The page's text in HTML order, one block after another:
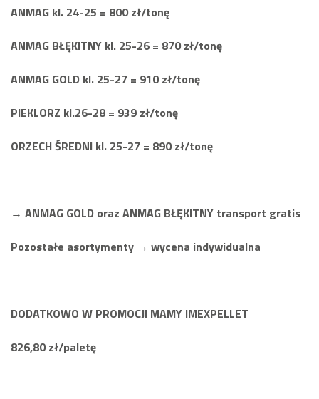
ANMAG kl. 24-25 = 800 zł/tonę
ANMAG BŁĘKITNY kl. 25-26 = 870 zł/tonę
ANMAG GOLD kl. 25-27 = 910 zł/tonę
PIEKLORZ kl.26-28 = 939 zł/tonę
ORZECH ŚREDNI kl. 25-27 = 890 zł/tonę
→ ANMAG GOLD oraz ANMAG BŁĘKITNY transport gratis
Pozostałe asortymenty → wycena indywidualna
DODATKOWO W PROMOCJI MAMY IMEXPELLET
826,80 zł/paletę